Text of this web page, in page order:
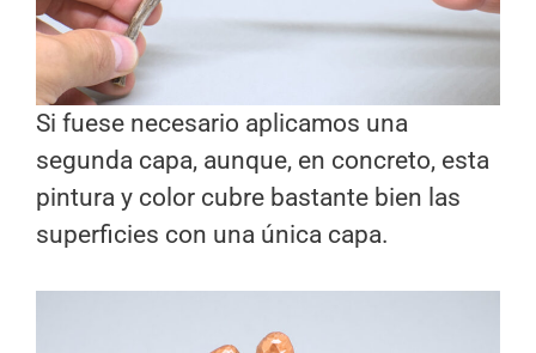
Si fuese necesario aplicamos una
segunda capa, aunque, en concreto, esta
pintura y color cubre bastante bien las
superficies con una única capa.